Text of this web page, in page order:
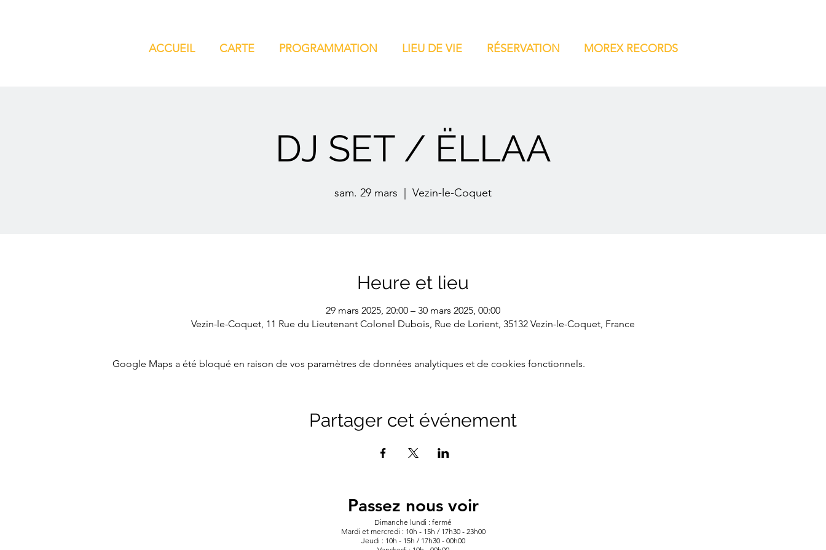
ACCUEIL CARTE PROGRAMMATION LIEU DE VIE RÉSERVATION MOREX RECORDS
DJ SET / ËLLAA
sam. 29 mars Vezin-le-Coquet
Heure et lieu
29 mars 2025, 20:00 – 30 mars 2025, 00:00
Vezin-le-Coquet, 11 Rue du Lieutenant Colonel Dubois, Rue de Lorient, 35132 Vezin-le-Coquet, France
Google Maps a été bloqué en raison de vos paramètres de données analytiques et de cookies fonctionnels.
Partager cet événement
Passez nous voir
Dimanche lundi : fermé
Mardi et mercredi : 10h - 15h / 17h30 - 23h00
Jeudi : 10h - 15h / 17h30 - 00h00